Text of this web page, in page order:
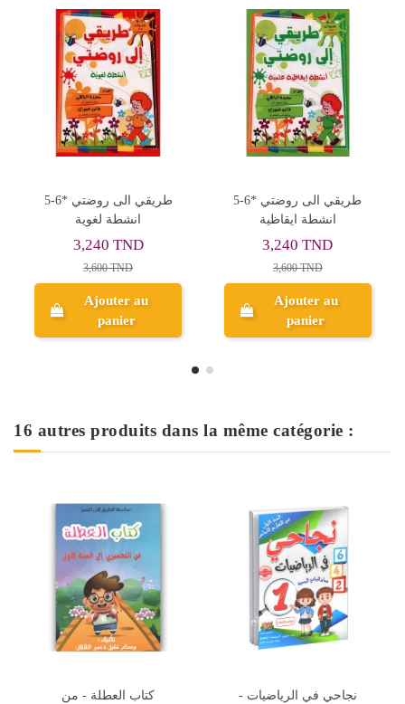
انشطة ايقاظية
3,240 TND
3,600 TND
Ajouter au
panier
انشطة رياضية
3,240 TND
3,600 TND
Ajouter au
panier
16 autres produits dans la même catégorie :
نجاحي في الرياضيات -
مسار العباقرة - الثلاثي الاول